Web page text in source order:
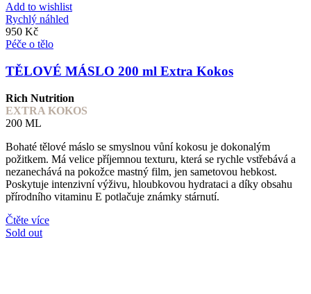
Add to wishlist
Rychlý náhled
950 Kč
Péče o tělo
TĚLOVÉ MÁSLO 200 ml Extra Kokos
Rich Nutrition
EXTRA KOKOS
200 ML
Bohaté tělové máslo se smyslnou vůní kokosu je dokonalým
požitkem. Má velice příjemnou texturu, která se rychle vstřebává a
nezanechává na pokožce mastný film, jen sametovou hebkost.
Poskytuje intenzivní výživu, hloubkovou hydrataci a díky obsahu
přírodního vitaminu E potlačuje známky stárnutí.
Čtěte více
Sold out